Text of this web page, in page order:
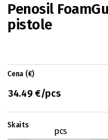
Penosil
pistole
Cena (€)
34.49 €/pcs
Skaits
pcs